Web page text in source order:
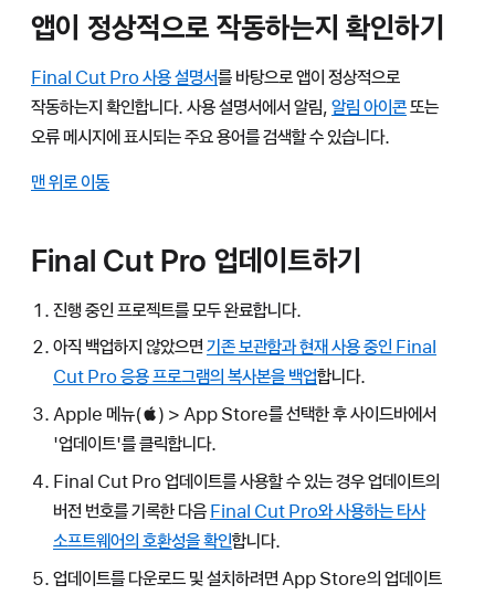
앱이 정상적으로 작동하는지 확인하기
Final Cut Pro 사용 설명서를 바탕으로 앱이 정상적으로
작동하는지 확인합니다. 사용 설명서에서 알림, 알림 아이콘또는
오류 메시지에 표시되는 주요 용어를 검색할 수 있습니다.
맨 위로 이동
Final Cut Pro 업데이트하기
진행 중인 프로젝트를 모두 완료합니다.
아직 백업하지 않았으면기존 보관함과 현재 사용 중인 Final
Cut Pro 응용 프로그램의 복사본을 백업합니다.
Apple 메뉴() > App Store를 선택한 후 사이드바에서
'업데이트'를 클릭합니다.
Final Cut Pro 업데이트를 사용할 수 있는 경우 업데이트의
버전 번호를 기록한 다음 Final Cut Pro와 사용하는 타사
소프트웨어의 호환성을 확인합니다.
업데이트를 다운로드 및 설치하려면 App Store의 업데이트